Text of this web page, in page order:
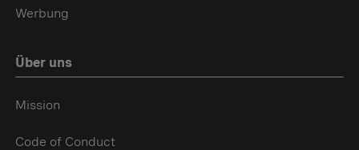
Werbung
Über uns
Mission
Code of Conduct